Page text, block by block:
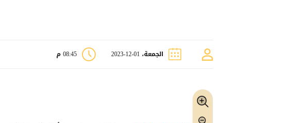
الجمعة، 01-12-2023 08:45 م